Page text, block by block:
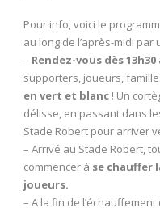
Pour info, voici le
au long de l’après-midi par
– Rendez-vous dès
supporters, joueurs,
en vert et blanc ! Un
délisse, en passant dans
Stade Robert pour arriver
– Arrivé au Stade Robert,
commencer à se chauffer
joueurs.
– A la fin de